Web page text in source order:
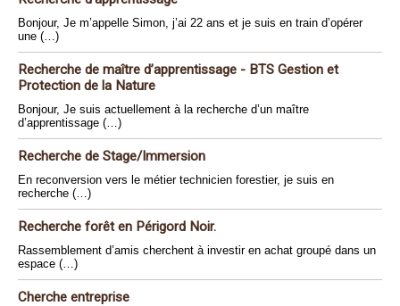
Bonjour, Je m’appelle Simon, j’ai 22 ans et je suis en train d’opérer
une (…)
Recherche de maître d’apprentissage - BTS Gestion et
Protection de la Nature
Bonjour, Je suis actuellement à la recherche d’un maître
d’apprentissage (…)
Recherche de Stage/Immersion
En reconversion vers le métier technicien forestier, je suis en
recherche (…)
Recherche forêt en Périgord Noir.
Rassemblement d’amis cherchent à investir en achat groupé dans un
espace (…)
Cherche entreprise